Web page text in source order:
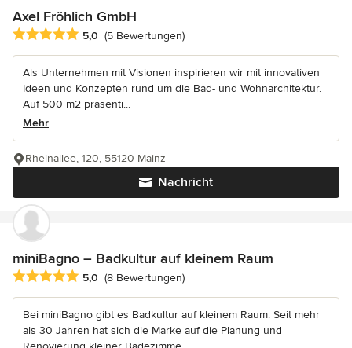
Axel Fröhlich GmbH
Durchschnittliche Bewertung: 5 von 5 Sternen
5,0 (5 Bewertungen)
Als Unternehmen mit Visionen inspirieren wir mit innovativen
Ideen und Konzepten rund um die Bad- und Wohnarchitektur.
Auf 500 m2 präsenti...
Mehr
Nachricht
Rheinallee, 120, 55120 Mainz
miniBagno – Badkultur auf kleinem Raum
Durchschnittliche Bewertung: 5 von 5 Sternen
5,0 (8 Bewertungen)
Bei miniBagno gibt es Badkultur auf kleinem Raum. Seit mehr
als 30 Jahren hat sich die Marke auf die Planung und